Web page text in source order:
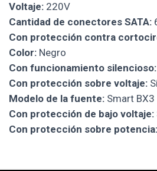
Voltaje: 220V
Cantidad de conectores SATA:
Con protección contra
Color: Negro
Con funcionamiento silencioso:
Con protección sobre voltaje:
Modelo de la fuente: Smart
Con protección de bajo voltaje:
Con protección sobre potencia: